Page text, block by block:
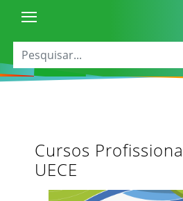
Cursos
UECE